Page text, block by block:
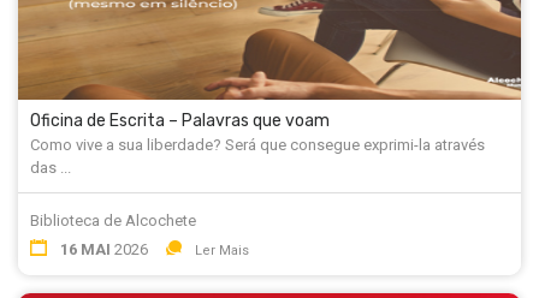
Oficina de Escrita – Palavras que voam
Como vive a sua liberdade? Será que consegue exprimi-la através
das ...
Biblioteca de Alcochete
16 MAI 2026 Ler Mais